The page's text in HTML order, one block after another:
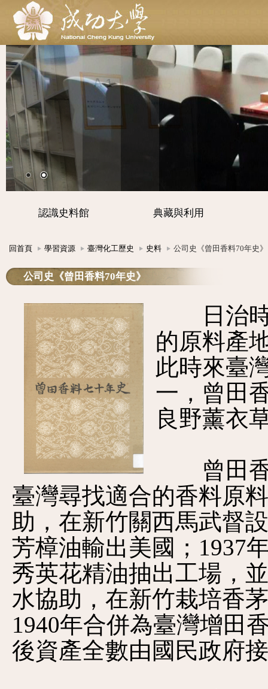
認識史料館 典藏與利用
回首頁 學習資源 臺灣化工歷史 史料 公司史《曾田香料70年史》
公司史《曾田香料70年史》
日治時
的原料產
此時來臺
一，曾田
良野薰衣
曾田香
臺灣尋找適合的香料原
助，在新竹關西馬武督
芳樟油輸出美國；1937
秀英花精油抽出工場，
水協助，在新竹栽培香
1940年合併為臺灣增田
後資產全數由國民政府